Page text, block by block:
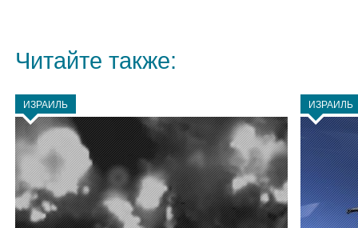
Читайте также:
ИЗРАИЛЬ ИЗРАИЛЬ